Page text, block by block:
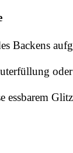
Backens